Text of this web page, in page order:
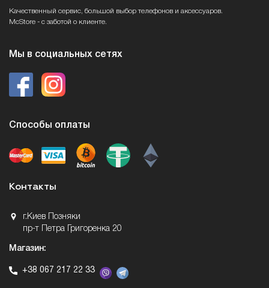
Качественный сервис, большой выбор телефонов и аксессуаров.
McStore - с заботой о клиенте.
Мы в социальных сетях
Способы оплаты
Контакты
г.Киев Позняки
пр-т Петра Григоренка 20
Магазин:
+38 067 217 22 33